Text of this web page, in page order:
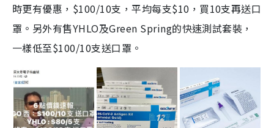
時更有優惠，$100/10支，平均每支$10，買10支再送口
罩。另外有售YHLO及Green Spring的快速測試套裝，
一樣低至$100/10支送口罩。